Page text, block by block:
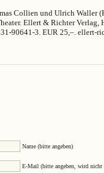
Collien und Ulrich Waller
Ellert & Richter Verlag,
90641-3. EUR 25,–. ellert-
Name (bitte angeben)
E-Mail (bitte angeben, wird nicht